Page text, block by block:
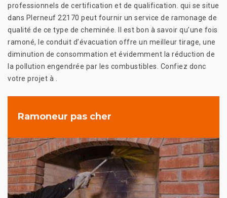
professionnels de certification et de qualification. qui se situe
dans Plerneuf 22170 peut fournir un service de ramonage de
qualité de ce type de cheminée. Il est bon à savoir qu’une fois
ramoné, le conduit d’évacuation offre un meilleur tirage, une
diminution de consommation et évidemment la réduction de
la pollution engendrée par les combustibles. Confiez donc
votre projet à .
Ramoneur pas cher